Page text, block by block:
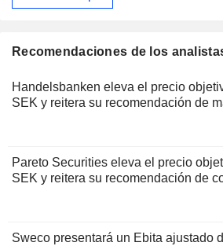
Recomendaciones de los
Handelsbanken eleva el precio
SEK y reitera su recomendación de
Pareto Securities eleva el precio
SEK y reitera su recomendación de
Sweco presentará un Ebita ajustado